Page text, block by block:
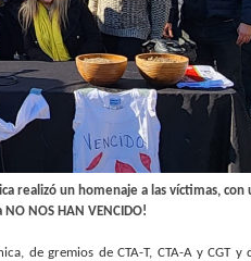
realizó un homenaje a las víctimas, con
NOS HAN VENCIDO!
de gremios de CTA-T, CTA-A y CGT